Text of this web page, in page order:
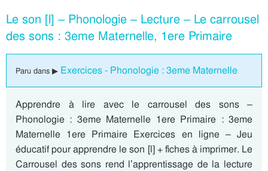
Le son [l] – Phonologie – Lecture – Le carrousel
des sons : 3eme Maternelle, 1ere Primaire
Paru dans ▶ Exercices - Phonologie : 3eme Maternelle
Apprendre à lire avec le carrousel des sons –
Phonologie : 3eme Maternelle 1ere Primaire : 3eme
Maternelle 1ere Primaire Exercices en ligne – Jeu
éducatif pour apprendre le son [l] + fiches à imprimer. Le
Carrousel des sons rend l’apprentissage de la lecture